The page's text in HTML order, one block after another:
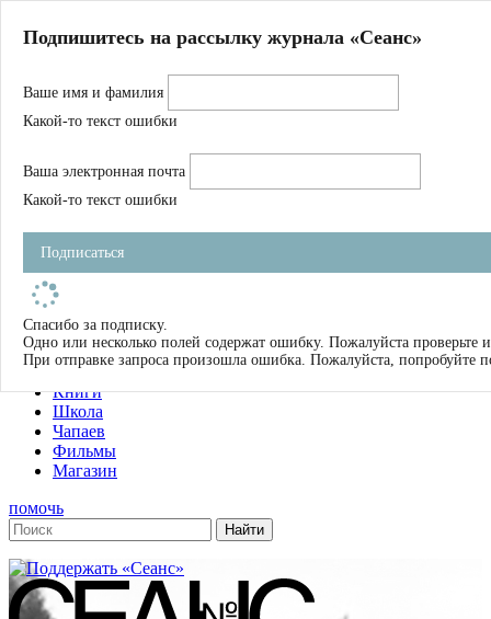
Магазин
Журнал
Школа
Устав
Фильмы
Имена
Тэги
О нас
Журнал
Книги
Школа
Чапаев
Фильмы
Магазин
помочь
Подпишитесь на рассылку журнала «Сеанс»
Ваше имя и фамилия
Какой-то текст ошибки
Ваша электронная почта
Какой-то текст ошибки
Подписаться
Спасибо за подписку.
Одно или несколько полей содержат ошибку. Пожалуйста проверьте
При отправке запроса произошла ошибка. Пожалуйста, попробуйте